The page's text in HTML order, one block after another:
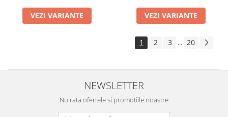
VEZI VARIANTE VEZI VARIANTE
1 2 3 ... 20
NEWSLETTER
Nu rata ofertele si promotiile noastre